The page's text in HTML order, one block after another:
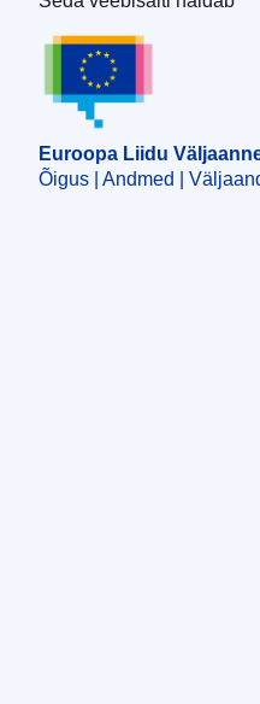
Euroopa Liidu
Euroopa Liidu
Õigus | Andmed |